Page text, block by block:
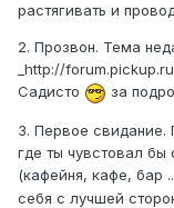
растягивать и
2. Прозвон. Тема
_http://
Садисто
за
3. Первое свидание.
где ты чувстовал бы
(кафейня, кафе, бар
себя с лучшей